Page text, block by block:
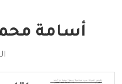
أسامة